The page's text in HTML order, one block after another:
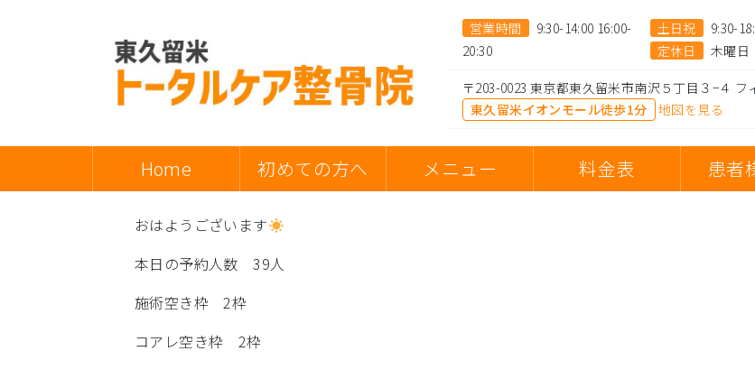
営業時間
9:30-14:00 16:00-
20:30
土日祝
9:30-
定休日
木曜日
〒203-0023 東京都東久留米市南沢５丁目３−４ フ
東久留米イオンモール徒歩1分
地図を見る
Home 初めての方へ メニュー 料金表 患者
おはようございます
本日の予約人数 39人
施術空き枠 2枠
コアレ空き枠 2枠